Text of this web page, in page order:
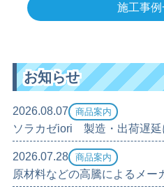
施工事
お知らせ
2026.08.07 商品案内
ソラカゼiori 製造・出荷遅延
2026.07.28 商品案内
原材料などの高騰によるメー